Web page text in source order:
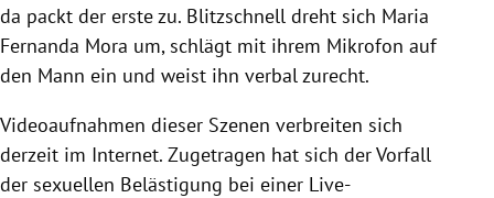
da packt der erste zu. Blitzschnell dreht sich Maria
Fernanda Mora um, schlägt mit ihrem Mikrofon auf
den Mann ein und weist ihn verbal zurecht.
Videoaufnahmen dieser Szenen verbreiten sich
derzeit im Internet. Zugetragen hat sich der Vorfall
der sexuellen Belästigung bei einer Live-